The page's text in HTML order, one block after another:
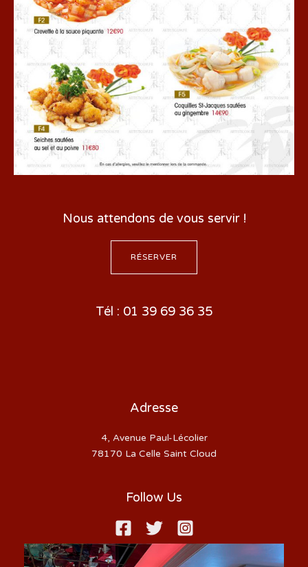
Nous attendons de vous servir !
RÉSERVER
Tél : 01 39 69 36 35
Adresse
4, Avenue Paul-Lécolier
78170 La Celle Saint Cloud
Follow Us